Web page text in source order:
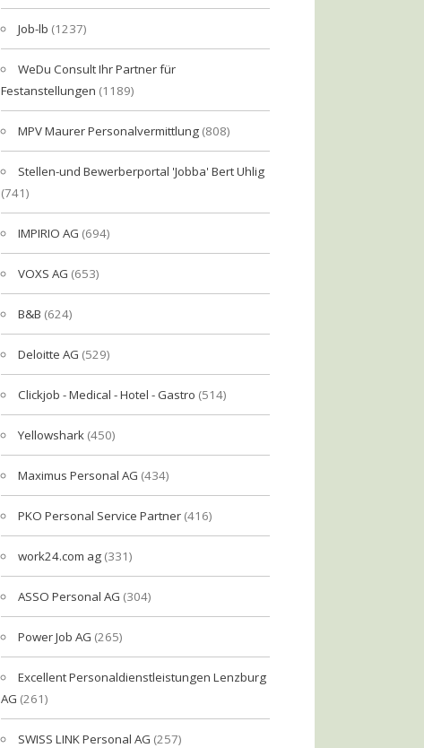
Job-lb (1237)
WeDu Consult Ihr Partner für
Festanstellungen (1189)
MPV Maurer Personalvermittlung (808)
Stellen-und Bewerberportal 'Jobba' Bert Uhlig
(741)
IMPIRIO AG (694)
VOXS AG (653)
B&B (624)
Deloitte AG (529)
Clickjob - Medical - Hotel - Gastro (514)
Yellowshark (450)
Maximus Personal AG (434)
PKO Personal Service Partner (416)
work24.com ag (331)
ASSO Personal AG (304)
Power Job AG (265)
Excellent Personaldienstleistungen Lenzburg
AG (261)
SWISS LINK Personal AG (257)